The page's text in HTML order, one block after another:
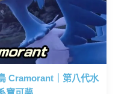
Cramorant｜第八代水